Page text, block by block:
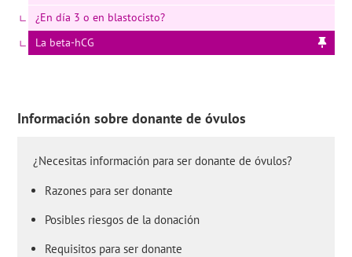
¿En día 3 o en blastocisto?
La beta-hCG
Información sobre donante de óvulos
¿Necesitas información para ser donante de óvulos?
Razones para ser donante
Posibles riesgos de la donación
Requisitos para ser donante